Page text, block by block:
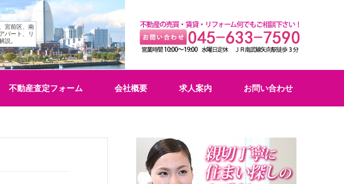
宮前区、南
パート、リ
説。
不動産査定フォーム 会社概要 求人案内 お問い合わせ